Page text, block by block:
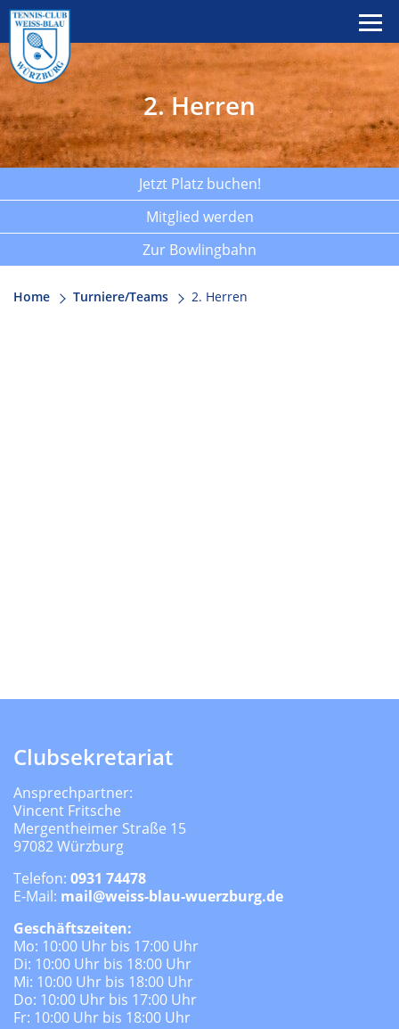
2. Herren
Jetzt Platz buchen!
Mitglied werden
Zur Bowlingbahn
Home Turniere/Teams 2. Herren
Clubsekretariat
Ansprechpartner:
Vincent Fritsche
Mergentheimer Straße 15
97082 Würzburg
Telefon: 0931 74478
E-Mail: mail@weiss-blau-wuerzburg.de
Geschäftszeiten:
Mo: 10:00 Uhr bis 17:00 Uhr
Di: 10:00 Uhr bis 18:00 Uhr
Mi: 10:00 Uhr bis 18:00 Uhr
Do: 10:00 Uhr bis 17:00 Uhr
Fr: 10:00 Uhr bis 18:00 Uhr